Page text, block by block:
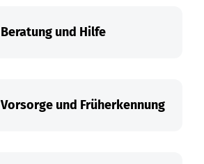
Beratung und Hilfe
Vorsorge und Früherkennung